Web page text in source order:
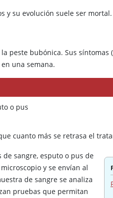
y su evolución suele ser mortal.
peste bubónica. Sus
una semana.
o pus
cuanto más se retrasa el
sangre, esputo o pus de
y se envían al
de sangre se analiza
pruebas que permitan